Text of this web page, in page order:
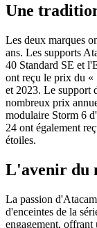
Une
Les deux marques
ans. Les supports
40 Standard SE et
ont reçu le prix du «
et 2023. Le support
nombreux prix
modulaire Storm 6
24 ont également
étoiles.
L'avenir du
La passion
d'enceintes de la
engagement, offrant